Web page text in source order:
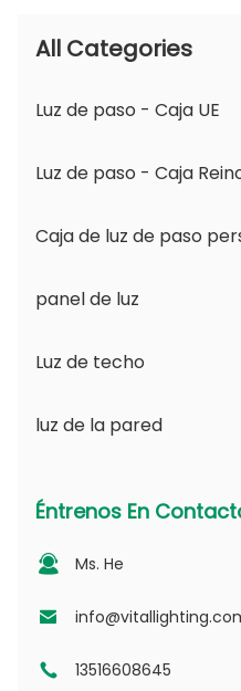
All Categories
Luz de paso - Caja UE
Luz de paso - Caja
Caja de luz de paso
panel de luz
Serie JDL
Serie DSDL
Serie MDL
Serie NSDL
Serie DL
Luz de techo
Serie JCL
Serie fotovoltaica
Serie PD
Serie CL
luz de la pared
apertura
Serie D - Placa de
Éntrenos En
Ms. He
13516608645